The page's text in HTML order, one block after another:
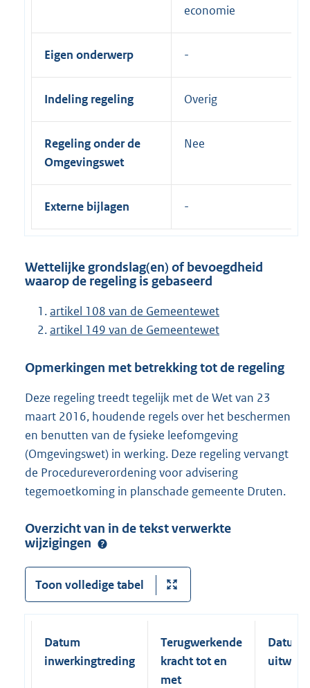
economie
Eigen onderwerp
Indeling regeling Overig
Regeling onder de
Omgevingswet
Nee
Externe bijlagen
Wettelijke grondslag(en) of bevoegdheid
waarop de regeling is gebaseerd
artikel 108 van de Gemeentewet
artikel 149 van de Gemeentewet
Opmerkingen met betrekking tot de regeling
Deze regeling treedt tegelijk met de Wet van 23
maart 2016, houdende regels over het beschermen
en benutten van de fysieke leefomgeving
(Omgevingswet) in werking. Deze regeling vervangt
de Procedureverordening voor advisering
tegemoetkoming in planschade gemeente Druten.
Overzicht van in de tekst verwerkte
wijzigingen
Toon volledige tabel
Datum
inwerkingtreding
Terugwerkende
kracht tot en
met
Datum